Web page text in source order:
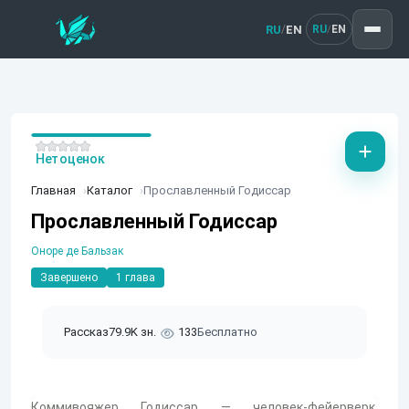
RU/EN RU/ EN
Главная Каталог Прославленный Годиссар
Прославленный Годиссар
Оноре де Бальзак
Завершено 1 глава
Рассказ79.9K зн. 133Бесплатно
Нет оценок